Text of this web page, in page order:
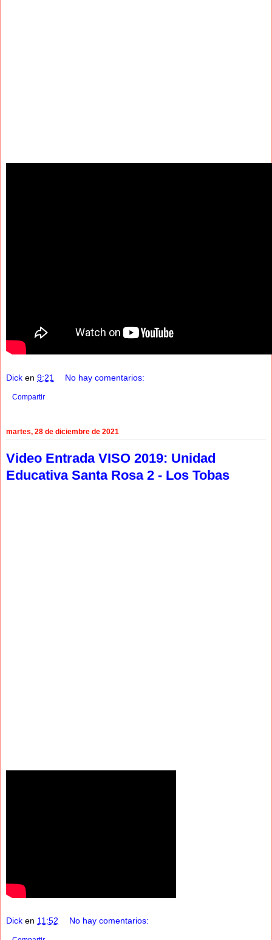
Dick en 9:21 No hay comentarios:
Compartir
martes, 28 de diciembre de 2021
Video Entrada VISO 2019: Unidad
Educativa Santa Rosa 2 - Los Tobas
Dick en 11:52 No hay comentarios: